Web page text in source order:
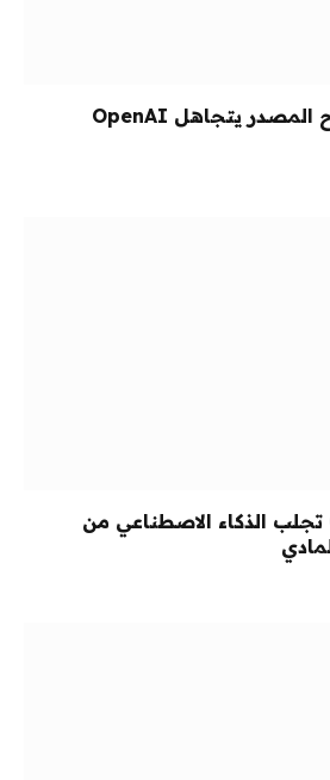
تحالف Nvidia مفتوح المصدر يتجاهل OpenAI
Gemini Robotics 2 تجلب الذكاء الاصطناعي من